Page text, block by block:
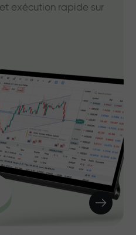
exécution rapide sur